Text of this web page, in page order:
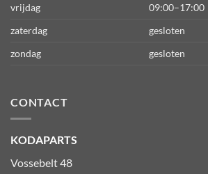
vrijdag
09:00–17:00
zaterdag
gesloten
zondag
gesloten
CONTACT
KODAPARTS
Vossebelt 48